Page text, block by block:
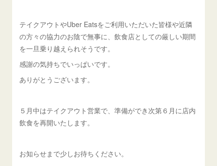
テイクアウトやUber Eatsをご利用いただいた皆様や近隣
の方々の協力のお陰で無事に、飲食店としての厳しい期間
を一旦乗り越えられそう です。
感謝の気持ちでいっぱいです。
ありがとうございます。
５月中はテイクアウト営業で、準備ができ次第６月に店内
飲食を再開いたします。
お知らせまで少しお待ちください。